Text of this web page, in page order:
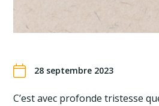
28 septembre 2023
C’est avec profonde tristesse